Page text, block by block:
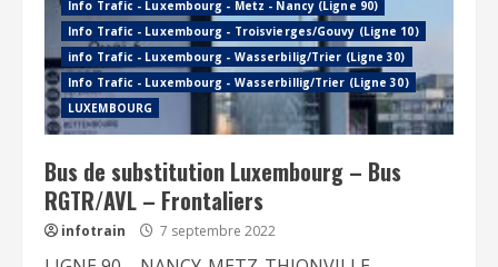
Info Trafic - Luxembourg - Metz - Nancy (Ligne 90)
Info Trafic - Luxembourg - Troisvierges/Gouvy (Ligne 10)
info Trafic - Luxembourg - Wasserbilig/Trier (Ligne 30)
Info Trafic - Luxembourg - Wasserbillig/Trier (Ligne 30)
LUXEMBOURG
Bus de substitution Luxembourg – Bus
RGTR/AVL – Frontaliers
infotrain 7 septembre 2022